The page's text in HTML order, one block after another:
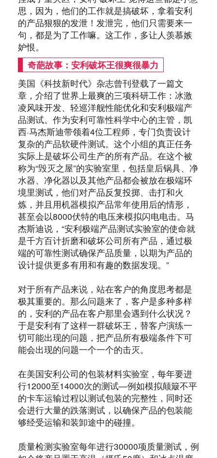
思，因为，他们的工作就是搞破坏，拿着安利
的产品狠狠的发泄！发泄完，他们只需要来一
句，都是为了工作嘛。这工作，多让人羡慕嫉
妒恨。
奇葩故事：安利破坏王很爽很暴力
美国《科技新时代》杂志曾刊登载了一篇文
章，介绍了世界上最爽的三项科研工作：冰激
凌风味开发、轻巡洋舰性能优化和安利极端产
品测试。作为安利可靠性科学中心的主管，凯
西·马杰斯迪带领着4位工程师，专门负责设计
复杂的产品软硬件测试。这个小组的真正任务
实际上是破坏公司生产的所有产品。在这个被
称为“毁灭之屋”的实验室里，包括皇后锅具、净
水器、净化器以及其他产品都会被放在极端环
境里测试，他们对产品反复投掷、击打和火
炼，并且用机器模拟产品常年使用后的情形，
甚至会以8000伏特的电压来模拟闪电电击。马
杰斯迪说，“安利极端产品测试实验室的使命就
是千方百计折磨和破坏公司所有产品，通过极
端的可靠性测试确保产品质量，以期为产品的
设计提供更多有用和有趣的数据发现。”
对于所有产品来说，站在客户的角度思考都是
极其重要的。那么问题来了，客户是多种多样
的，安利的产品在客户那里会遇到什么状况？
于是安利有了这样一群破坏王，替客户演练一
切可能出现的问题，把产品所有极端条件下可
能会出现的问题一个一个的击灭。
在美国安利公司的包装材料实验室，每年要进
行12000至14000次的测试—例如模拟颠簸不平
的卡车运输过程以测试包装的完整性，同时还
会进行大量的跌落测试，以确保产品的包装能
够经受运输和装卸途中的碰撞。
质量检测实验室每年进行30000项质量测试，例